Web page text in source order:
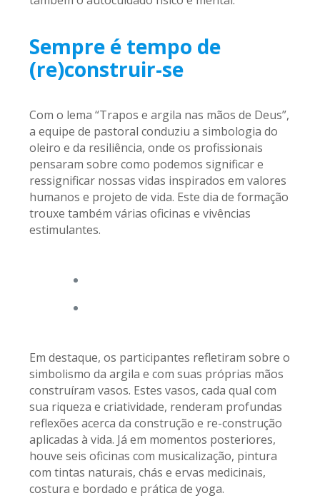
Sempre é tempo de
(re)construir-se
Com o lema “Trapos e argila nas mãos de Deus”,
a equipe de pastoral conduziu a simbologia do
oleiro e da resiliência, onde os profissionais
pensaram sobre como podemos significar e
ressignificar nossas vidas inspirados em valores
humanos e projeto de vida. Este dia de formação
trouxe também várias oficinas e vivências
estimulantes.
Em destaque, os participantes refletiram sobre o
simbolismo da argila e com suas próprias mãos
construíram vasos. Estes vasos, cada qual com
sua riqueza e criatividade, renderam profundas
reflexões acerca da construção e re-construção
aplicadas à vida. Já em momentos posteriores,
houve seis oficinas com musicalização, pintura
com tintas naturais, chás e ervas medicinais,
costura e bordado e prática de yoga.